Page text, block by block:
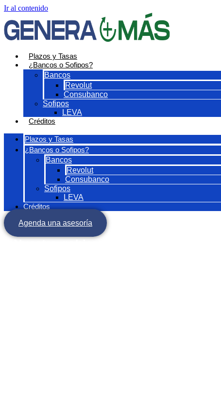
Ir al contenido
Plazos y Tasas
¿Bancos o Sofipos?
Bancos
Revolut
Consubanco
Sofipos
LEVA
Créditos
Plazos y Tasas
¿Bancos o Sofipos?
Bancos
Revolut
Consubanco
Sofipos
LEVA
Créditos
Agenda una asesoría